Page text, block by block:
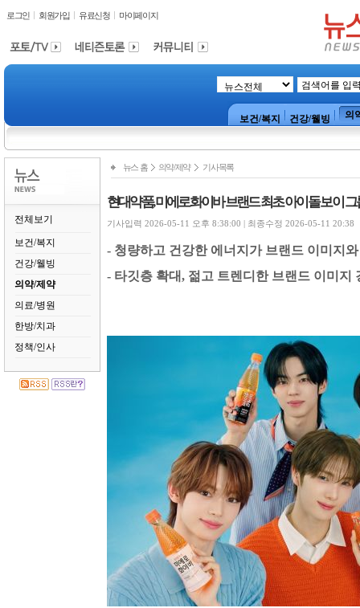
로그인 회원가입 유료신청 마이페이지
보건/복지 건강/웰빙 의
전체보기
보건/복지
건강/웰빙
의약/제약
의료/병원
한방/치과
정책/인사
뉴스 홈 의약/제약 기사목록
현대약품, 미에로화이바 브랜드 최초 아이돌 보이 그
기사입력 2026-05-11 오후 8:38:00 | 최종수정 2026-05-11 20:38
- 청량하고 건강한 에너지가 브랜드 이미지
- 타깃층 확대, 젊고 트렌디한 브랜드 이미지